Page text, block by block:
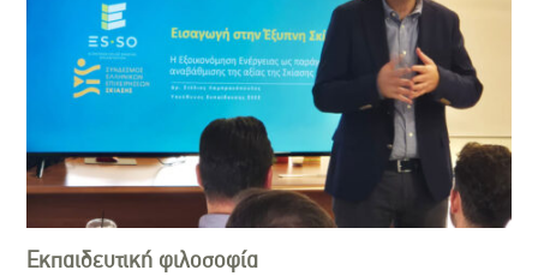
Εκπαιδευτική φιλοσοφία